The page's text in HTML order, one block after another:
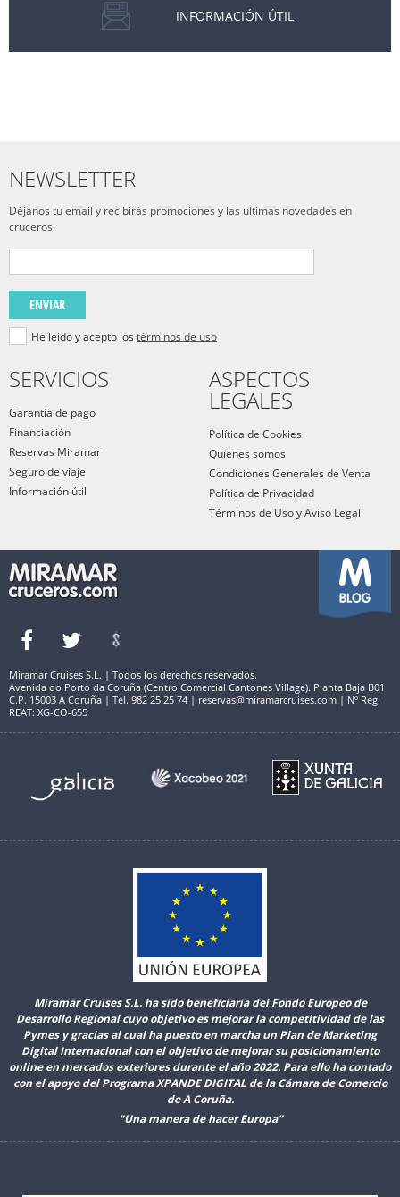
INFORMACIÓN ÚTIL
NEWSLETTER
Déjanos tu email y recibirás promociones y las últimas novedades en
cruceros:
ENVIAR
He leído y acepto los términos de uso
SERVICIOS
Garantía de pago
Financiación
Reservas Miramar
Seguro de viaje
Información útil
ASPECTOS
LEGALES
Política de Cookies
Quienes somos
Condiciones Generales de Venta
Política de Privacidad
Términos de Uso y Aviso Legal
Miramar Cruises S.L. | Todos los derechos reservados.
Avenida do Porto da Coruña (Centro Comercial Cantones Village). Planta Baja B01
C.P. 15003 A Coruña | Tel. 982 25 25 74 | reservas@miramarcruises.com | Nº Reg.
REAT: XG-CO-655
Miramar Cruises S.L. ha sido beneficiaria del Fondo Europeo de
Desarrollo Regional cuyo objetivo es mejorar la competitividad de las
Pymes y gracias al cual ha puesto en marcha un Plan de Marketing
Digital Internacional con el objetivo de mejorar su posicionamiento
online en mercados exteriores durante el año 2022. Para ello ha contado
con el apoyo del Programa XPANDE DIGITAL de la Cámara de Comercio
de A Coruña.
"Una manera de hacer Europa”